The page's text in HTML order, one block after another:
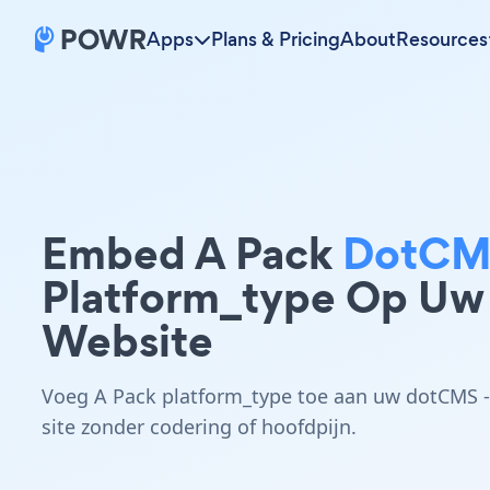
Apps Plans & PricingAboutResources
Embed A Pack
Platform_type Op Uw
Website
Voeg A Pack platform_type toe aan uw dotCMS -
site zonder codering of hoofdpijn.